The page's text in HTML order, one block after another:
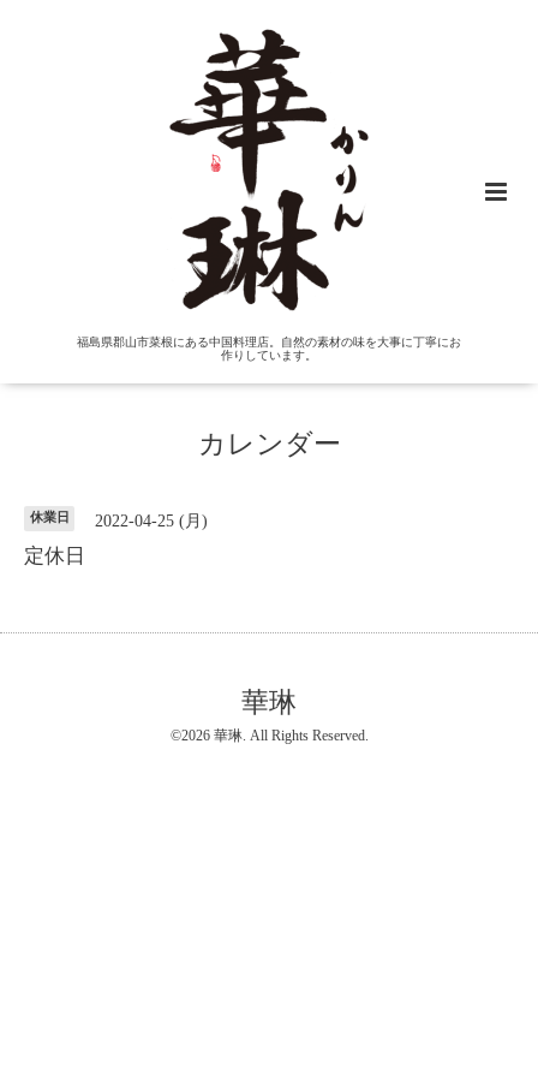
福島県郡山市菜根にある中国料理店。自然の素材の味を大事に丁寧にお
作りしています。
カレンダー
休業日 2022-04-25 (月)
定休日
華琳
©2026 華琳. All Rights Reserved.